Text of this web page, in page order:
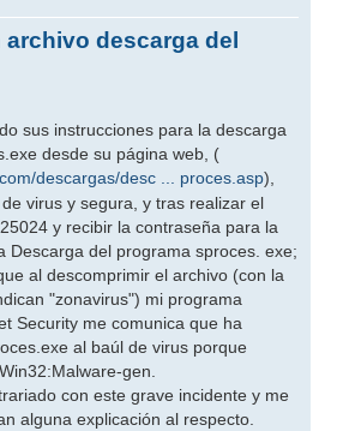
descarga del
sus instrucciones para la descarga
desde su página web, (
descargas/desc ... proces.asp),
virus y segura, y tras realizar el
y recibir la contraseña para la
Descarga del programa sproces. exe;
al descomprimir el archivo (con la
"zonavirus") mi programa
Security me comunica que ha
al baúl de virus porque
gen.
con este grave incidente y me
alguna explicación al respecto.